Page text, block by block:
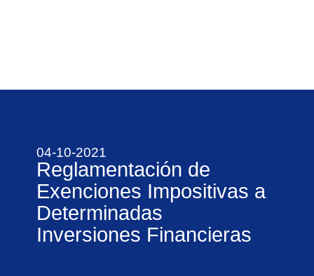
04-10-2021
Reglamentación de
Exenciones Impositivas a
Determinadas
Inversiones Financieras